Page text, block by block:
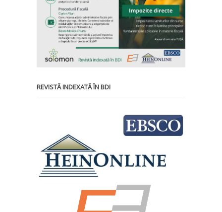
REVISTĂ INDEXATĂ ÎN BDI